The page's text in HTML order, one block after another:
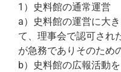
1）史料館の通常運営
a）史料館の運営に大
て、理事会で認可され
が急務でありそのため
b）史料館の広報活動